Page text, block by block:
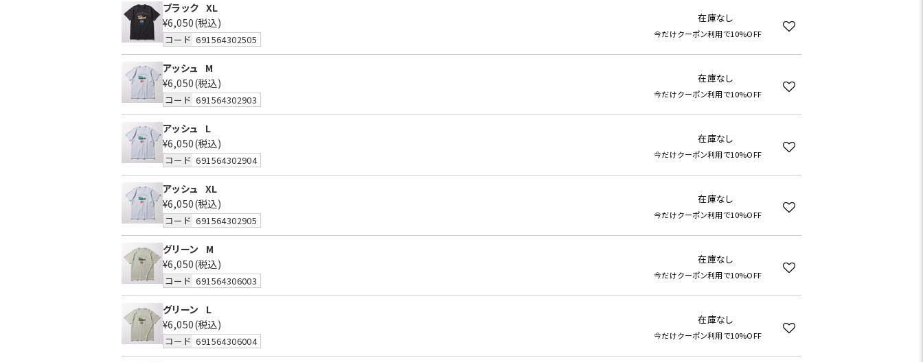
ブラック XL
¥6,050(税込)
コード 691564302505
在庫なし
今だけクーポン利用で10%OFF
アッシュ
M
¥6,050(税込)
コード 691564302903
在庫なし
今だけクーポン利用で10%OFF
アッシュ
L
¥6,050(税込)
コード 691564302904
在庫なし
今だけクーポン利用で10%OFF
アッシュ XL
¥6,050(税込)
コード 691564302905
在庫なし
今だけクーポン利用で10%OFF
グリーン
M
¥6,050(税込)
コード 691564306003
在庫なし
今だけクーポン利用で10%OFF
グリーン
L
¥6,050(税込)
コード 691564306004
在庫なし
今だけクーポン利用で10%OFF